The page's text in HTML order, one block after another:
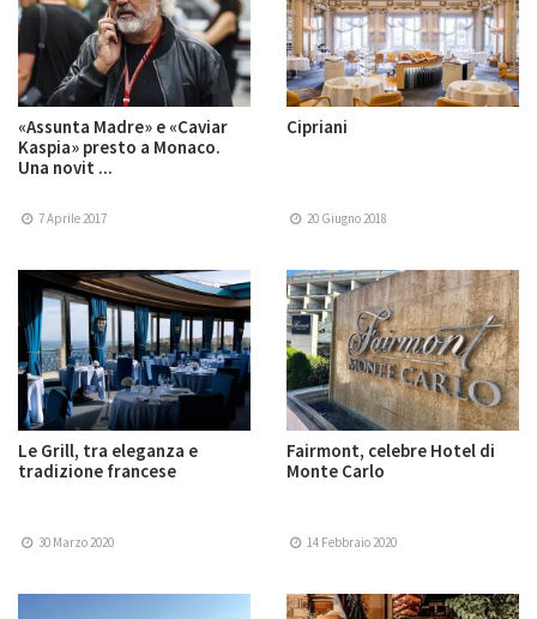
«Assunta Madre» e «Caviar
Kaspia» presto a Monaco.
Una novit ...
7 Aprile 2017
Cipriani
20 Giugno 2018
Le Grill, tra eleganza e
tradizione francese
30 Marzo 2020
Fairmont, celebre Hotel di
Monte Carlo
14 Febbraio 2020